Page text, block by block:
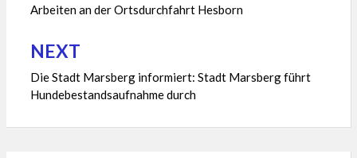
Arbeiten an der Ortsdurchfahrt Hesborn
NEXT
Die Stadt Marsberg informiert: Stadt Marsberg führt
Hundebestandsaufnahme durch